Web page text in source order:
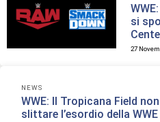
si
27
NEWS
WWE: Il Tropicana Field
slittare l’esordio della WWE